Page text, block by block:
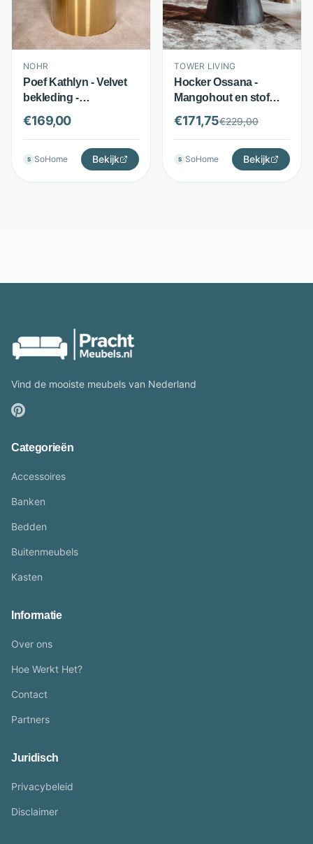
NOHR
Poef Kathlyn - Velvet
bekleding -
Cilindervormig met
metalen onderstel -
Goud - Nohr
€169,00
S SoHome Bekijk
TOWER LIVING
Hocker Ossana -
Mangohout en stof
Memphis - 50x50 cm -
Groen - Tower Living
€171,75€229,00
S SoHome Bekijk
Vind de mooiste meubels van Nederland
Categorieën
Accessoires
Banken
Bedden
Buitenmeubels
Kasten
Informatie
Over ons
Hoe Werkt Het?
Contact
Partners
Juridisch
Privacybeleid
Disclaimer